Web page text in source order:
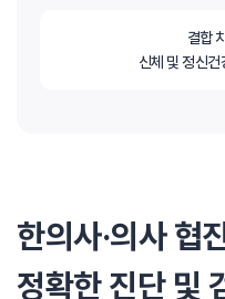
결합
신체 및 정신
한의사·의사 협
정확한 진단 및